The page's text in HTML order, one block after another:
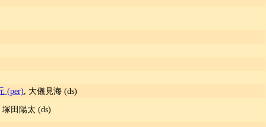
(per) , 大儀見海 (ds)
田陽太 (ds)